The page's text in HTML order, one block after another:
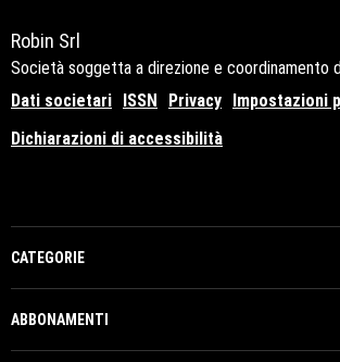
Robin Srl
Società soggetta a direzione e coordinamento
Dati societari ISSN Privacy Impostazioni
Dichiarazioni di accessibilità
CATEGORIE
ABBONAMENTI